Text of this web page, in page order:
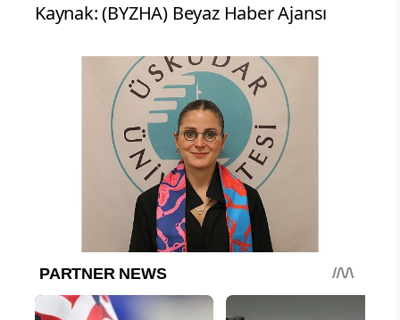
Kaynak: (BYZHA) Beyaz Haber Ajansı